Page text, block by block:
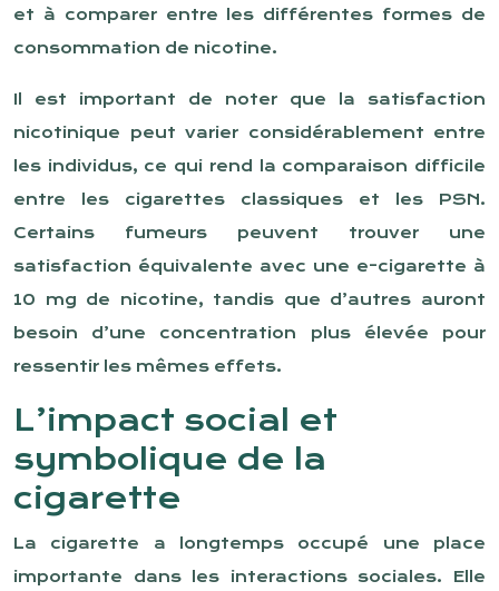
et à comparer entre les différentes formes de
consommation de nicotine.
Il est important de noter que la satisfaction
nicotinique peut varier considérablement entre
les individus, ce qui rend la comparaison difficile
entre les cigarettes classiques et les PSN.
Certains fumeurs peuvent trouver une
satisfaction équivalente avec une e-cigarette à
10 mg de nicotine, tandis que d’autres auront
besoin d’une concentration plus élevée pour
ressentir les mêmes effets.
L’impact social et
symbolique de la
cigarette
La cigarette a longtemps occupé une place
importante dans les interactions sociales. Elle